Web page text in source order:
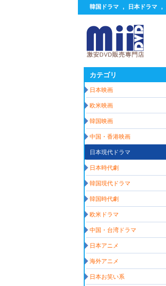
韓国ドラマ , 日本ドラマ ,
カテゴリ
日本映画
欧米映画
韓国映画
中国・香港映画
日本現代ドラマ
日本時代劇
韓国現代ドラマ
韓国時代劇
欧米ドラマ
中国・台湾ドラマ
日本アニメ
海外アニメ
日本お笑い系